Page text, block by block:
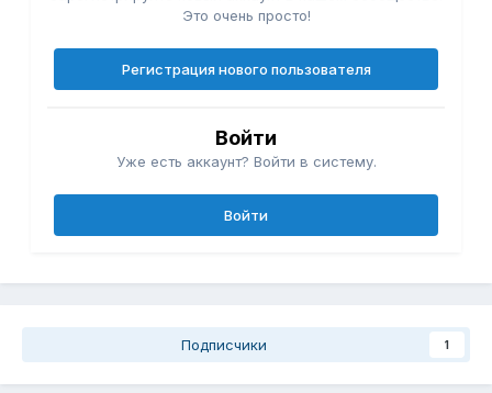
Это очень просто!
Регистрация нового пользователя
Войти
Уже есть аккаунт? Войти в систему.
Войти
Подписчики 1